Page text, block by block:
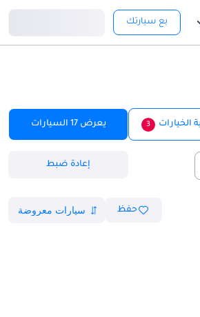
بع سيارتك
الخيارات 3 يعرض 17 السيارات
إعادة ضبط
حفظ